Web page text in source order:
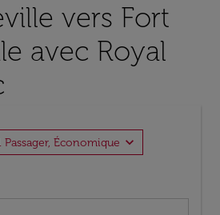
vers Fort
avec Royal
Passager, Économique expand_more